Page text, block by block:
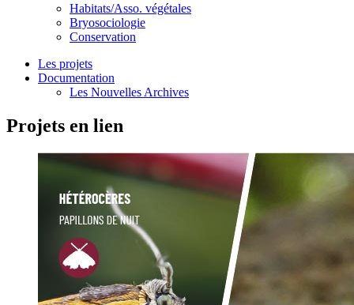
Habitats/Asso. végétales
Bryosociologie
Conservation
Les projets
Documentation
Les Nouvelles Archives
Projets en lien